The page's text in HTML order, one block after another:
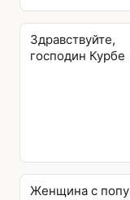
Здравствуйте,
господин Курбе
Женщина с